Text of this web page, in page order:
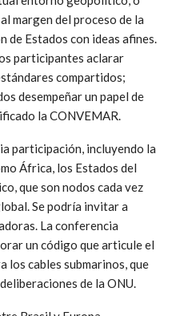
que las obligaciones del
ellas y a sus operadores
no tripulados se registren
identificadores únicos para
de la jurisdicción.
y lagunas
entorno geopolítico, o
margen del proceso de la
Estados con ideas afines.
participantes aclarar
compartidos;
desempeñar un papel de
la CONVEMAR.
participación, incluyendo la